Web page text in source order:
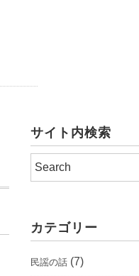
サイト内検索
カテゴリー
民謡の話 (7)